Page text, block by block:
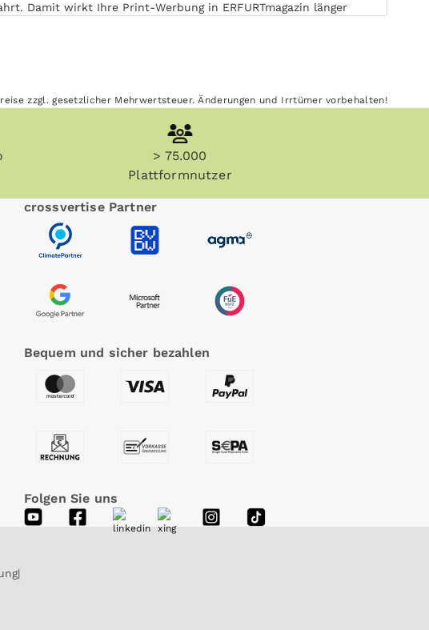
Damit wirkt Ihre Print-Werbung in ERFURTmagazin länger
von elektronischen Medien. ERFURTmagazin kann ohne
zzgl. gesetzlicher Mehrwertsteuer. Änderungen und Irrtümer vorbehalten!
> 75.000
Plattformnutzer
crossvertise Partner
Bequem und sicher bezahlen
Folgen Sie uns